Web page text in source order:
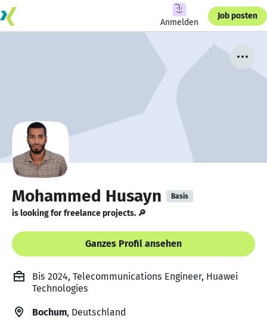
Anmelden
Job posten
Mohammed Husayn Basis
is looking for freelance projects. 🔎
Ganzes Profil ansehen
Bis 2024, Telecommunications Engineer, Huawei
Technologies
Bochum, Deutschland